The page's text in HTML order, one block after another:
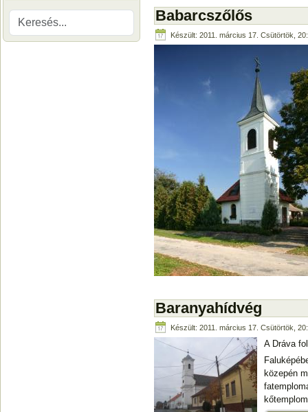
Babarcszőlős
Készült: 2011. március 17. Csütörtök,
Baranyahídvég
Készült: 2011. március 17. Csütörtök,
A Dráva
közepén